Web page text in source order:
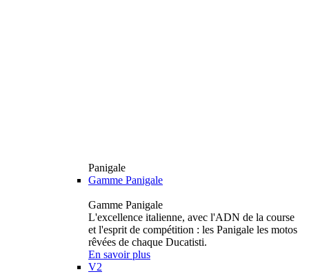
Panigale
Gamme Panigale
Gamme Panigale
L'excellence italienne, avec l'ADN de la course
et l'esprit de compétition : les Panigale les motos
rêvées de chaque Ducatisti.
En savoir plus
V2